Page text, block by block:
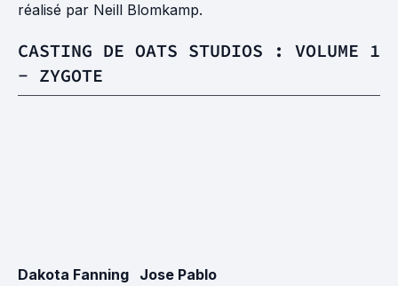
réalisé par Neill Blomkamp.
CASTING DE OATS STUDIOS : VOLUME 1
- ZYGOTE
Dakota Fanning
Jose Pablo